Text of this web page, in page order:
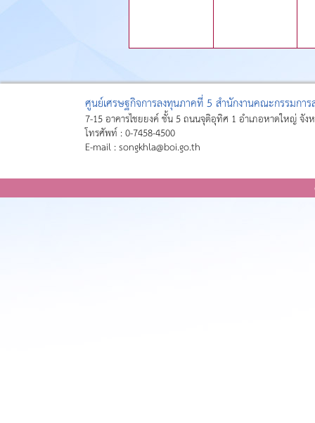
ศูนย์เศรษฐกิจการลงทุนภาคที่ 5 สำนักงานคณะกรรมการ
7-15 อาคารไชยยงค์ ชั้น 5 ถนนจุติอุทิศ 1 อำเภอหาดใหญ่ จัง
โทรศัพท์ : 0-7458-4500
E-mail : songkhla@boi.go.th